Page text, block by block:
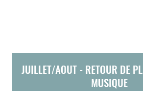
JUILLET/AOUT - RETOUR DE
MUSIQUE